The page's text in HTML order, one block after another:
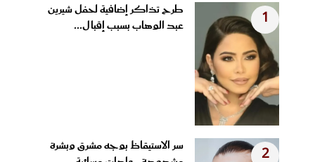
1
طرح تذاكر إضافية لحفل شيرين
عبد الوهاب بسبب إقبال...
2
سر الاستيقاظ بوجه مشرق وبشرة